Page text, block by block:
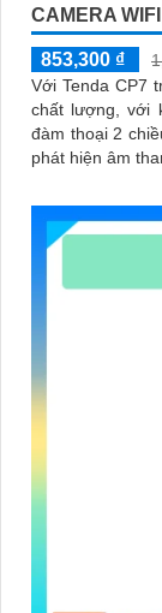
CAMERA
853,300 ₫
Với Tenda CP7
chất lượng, với
đàm thoại 2
phát hiện âm